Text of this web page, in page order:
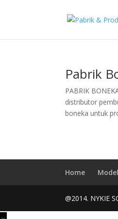
Pabrik
PABRIK
distributor
boneka untuk
Home
@2014. NYKIE
←